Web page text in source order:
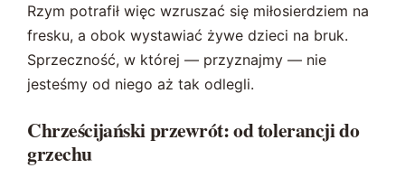
Rzym potrafił więc wzruszać się miłosierdziem na
fresku, a obok wystawiać żywe dzieci na bruk.
Sprzeczność, w której — przyznajmy — nie
jesteśmy od niego aż tak odlegli.
Chrześcijański przewrót: od tolerancji do
grzechu